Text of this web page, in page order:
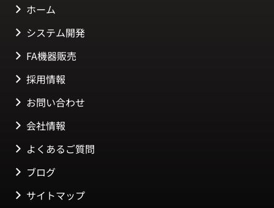
ホーム
システム開発
FA機器販売
採用情報
お問い合わせ
会社情報
よくあるご質問
ブログ
サイトマップ